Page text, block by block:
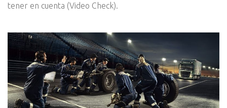
tener en cuenta (Video Check).